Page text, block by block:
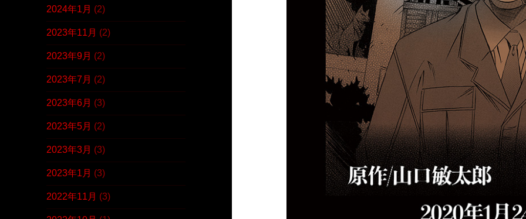
2024年1月 (2)
2023年11月 (2)
2023年9月 (2)
2023年7月 (2)
2023年6月 (3)
2023年5月 (2)
2023年3月 (3)
2023年1月 (3)
2022年11月 (3)